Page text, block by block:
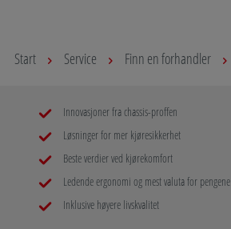
Start Service Finn en forhandler
Innovasjoner fra chassis-proffen
Løsninger for mer kjøresikkerhet
Beste verdier ved kjørekomfort
Ledende ergonomi og mest valuta for pengene
Inklusive høyere livskvalitet